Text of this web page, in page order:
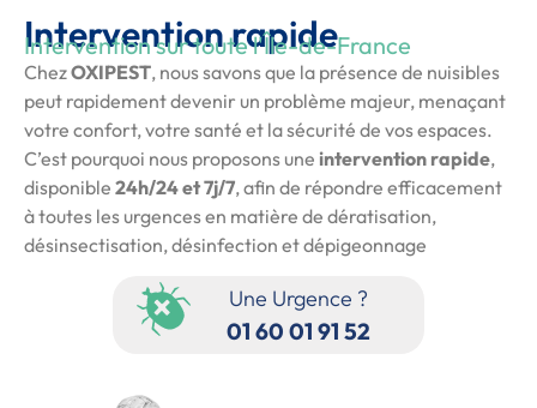
Intervention rapide
Intervention sur toute l'Île-de-France
ChezOXIPEST, nous savons que la présence de nuisibles
peut rapidement devenir un problème majeur, menaçant
votre confort, votre santé et la sécurité de vos espaces.
C’est pourquoi nous proposons une intervention rapide,
disponible 24h/24 et 7j/7, afin de répondre efficacement
à toutes les urgences en matière de dératisation,
désinsectisation, désinfection et dépigeonnage
Une Urgence ?
01 60 01 91 52